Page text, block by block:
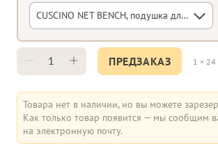
CUSCINO NET BENCH, подушка для дивана (grey stone/серый камень)
ПРЕДЗАКАЗ 1 × 24
Товара нет в наличии, но вы можете
Как только товар появится — мы сообщим
на электронную почту.